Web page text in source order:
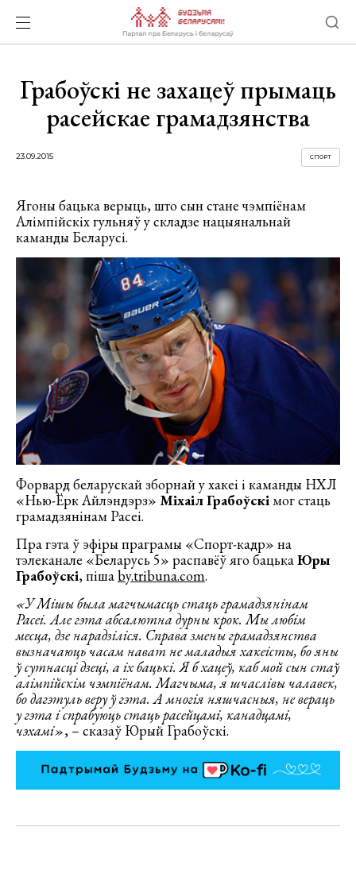
Грабоўскі не захацеў прымаць
расейскае грамадзянства
23.09.2015 СПОРТ
Ягоны бацька верыць, што сын стане чэмпіёнам
Алімпійскіх гульняў у складзе нацыянальнай
каманды Беларусі.
Форвард беларускай зборнай у хакеі і каманды НХЛ
«Нью-Ёрк Айлэндэрз» Міхаіл Грабоўскімог стаць
грамадзянінам Расеі.
Пра гэта ў эфіры праграмы «Спорт-кадр» на
тэлеканале «Беларусь 5» распавёў яго бацькаЮры
Грабоўскі, пішаby.tribuna.com.
«У Мішы была магчымасць стаць грамадзянінам
Расеі. Але гэта абсалютна дурны крок. Мы любім
месца, дзе нарадзіліся. Справа змены грамадзянства
вызначаюць часам нават не маладыя хакеісты, бо яны
ў сутнасці дзеці, а іх бацькі. Я б хацеў, каб мой сын стаў
алімпійскім чэмпіёнам. Магчыма, я шчаслівы чалавек,
бо дагэтуль веру ў гэта. А многія няшчасныя, не вераць
у гэта і спрабуюць стаць расейцамі, канадцамі,
чэхамі», – сказаў Юрый Грабоўскі.